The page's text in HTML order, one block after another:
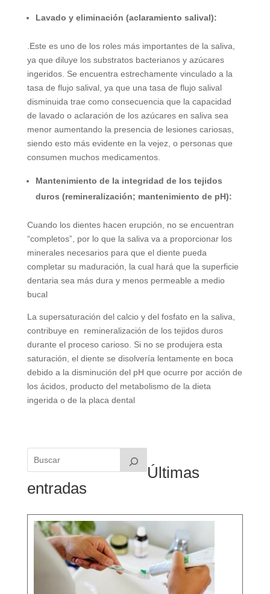
Lavado y eliminación (aclaramiento salival):
.Este es uno de los roles más importantes de la saliva,
ya que diluye los substratos bacterianos y azúcares
ingeridos. Se encuentra estrechamente vinculado a la
tasa de flujo salival, ya que una tasa de flujo salival
disminuida trae como consecuencia que la capacidad
de lavado o aclaración de los azúcares en saliva sea
menor aumentando la presencia de lesiones cariosas,
siendo esto más evidente en la vejez, o personas que
consumen muchos medicamentos.
Mantenimiento de la integridad de los tejidos
duros (remineralización; mantenimiento de pH):
Cuando los dientes hacen erupción, no se encuentran
“completos”, por lo que la saliva va a proporcionar los
minerales necesarios para que el diente pueda
completar su maduración, la cual hará que la superficie
dentaria sea más dura y menos permeable a medio
bucal
La supersaturación del calcio y del fosfato en la saliva,
contribuye en remineralización de los tejidos duros
durante el proceso carioso. Si no se produjera esta
saturación, el diente se disolvería lentamente en boca
debido a la disminución del pH que ocurre por acción de
los ácidos, producto del metabolismo de la dieta
ingerida o de la placa dental
Últimas
entradas